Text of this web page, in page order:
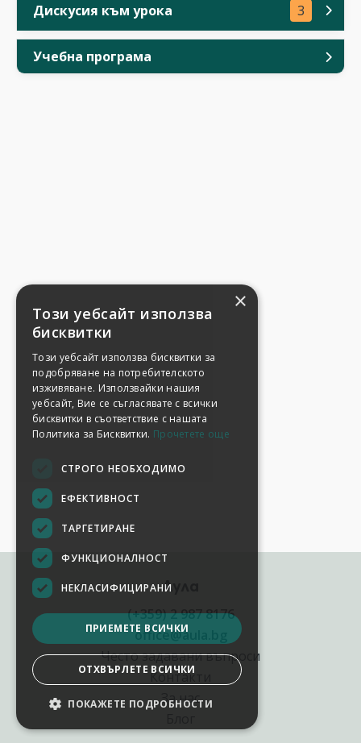
Дискусия към урока 3
Учебна програма
Аула
(+359) 2 987 8176
office@aula.bg
Често задавани въпроси
Контакти
За нас
×
Този уебсайт използва
бисквитки
Този уебсайт използва бисквитки за
подобряване на потребителското
изживяване. Използвайки нашия
уебсайт, Вие се съгласявате с всички
бисквитки в съответствие с нашата
Политика за Бисквитки. Прочетете още
СТРОГО НЕОБХОДИМО
ЕФЕКТИВНОСТ
ТАРГЕТИРАНЕ
ФУНКЦИОНАЛНОСТ
НЕКЛАСИФИЦИРАНИ
ПРИЕМЕТЕ ВСИЧКИ
ОТХВЪРЛЕТЕ ВСИЧКИ
ПОКАЖЕТЕ ПОДРОБНОСТИ